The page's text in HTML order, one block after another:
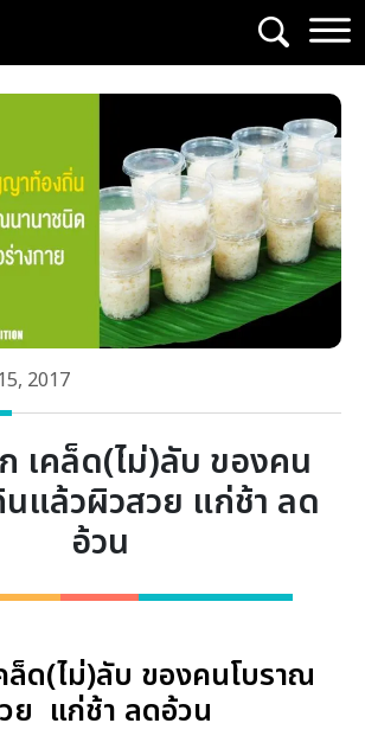
2017
เคล็ด(ไม่)ลับ ของคน
แล้วผิวสวย แก่ช้า ลด
อ้วน
ล็ด(ไม่)ลับ ของคนโบราณ
ย แก่ช้า ลดอ้วน